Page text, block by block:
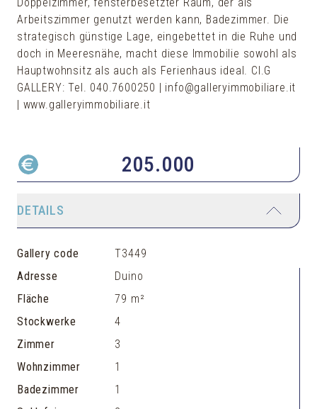
Arbeitszimmer genutzt werden kann, Badezimmer. Die
strategisch günstige Lage, eingebettet in die Ruhe und
doch in Meeresnähe, macht diese Immobilie sowohl als
Hauptwohnsitz als auch als Ferienhaus ideal. Cl.G
GALLERY: Tel. 040.7600250 | info@galleryimmobiliare.it
| www.galleryimmobiliare.it
205.000
DETAILS
Gallery code
T3449
Adresse
Duino
Fläche
79 m²
Stockwerke
4
Zimmer
3
Wohnzimmer
1
Badezimmer
1